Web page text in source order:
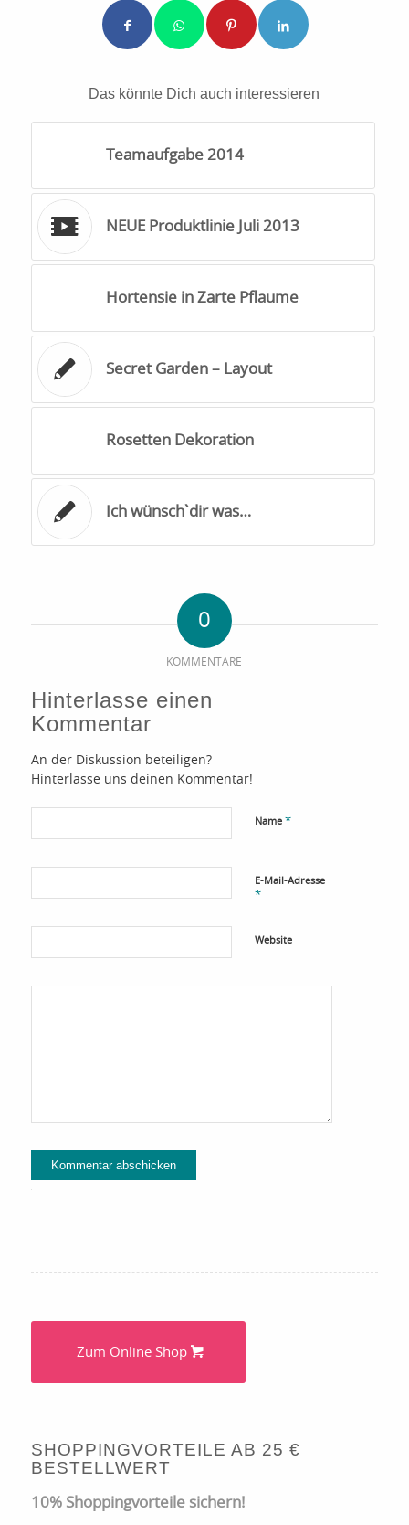
Das könnte Dich auch interessieren
Teamaufgabe 2014
NEUE Produktlinie Juli 2013
Hortensie in Zarte Pflaume
Secret Garden – Layout
Rosetten Dekoration
Ich wünsch`dir was…
0
KOMMENTARE
Hinterlasse einen
Kommentar
An der Diskussion beteiligen?
Hinterlasse uns deinen Kommentar!
Name *
E-Mail-Adresse
*
Website
Zum Online Shop
SHOPPINGVORTEILE AB 25 €
BESTELLWERT
10% Shoppingvorteile sichern!